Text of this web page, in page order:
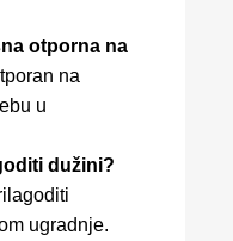
otporna na
na
u
dužini?
ugradnje.